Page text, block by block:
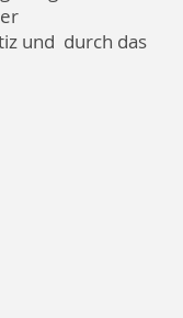
und durch das